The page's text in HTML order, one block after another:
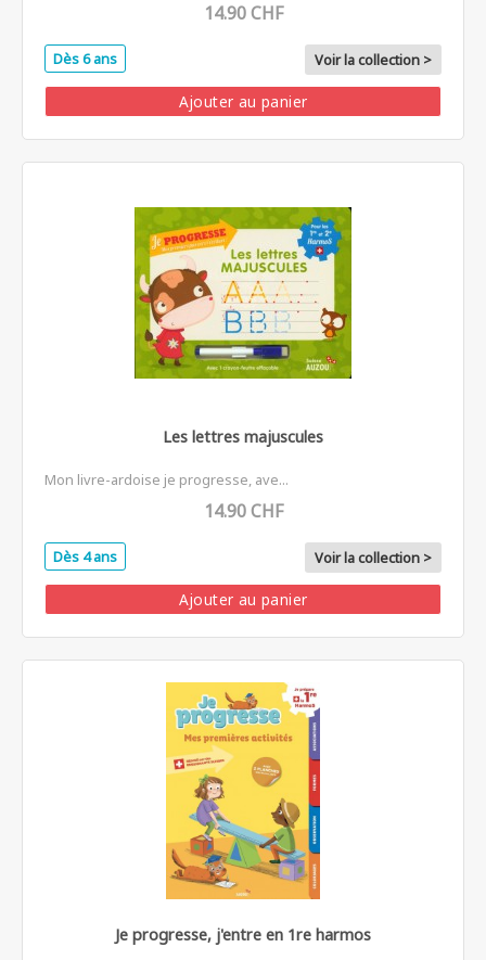
14.90 CHF
Dès 6 ans Voir la collection >
Ajouter au panier
Les lettres majuscules
Mon livre-ardoise je progresse, ave...
14.90 CHF
Dès 4 ans Voir la collection >
Ajouter au panier
Je progresse, j'entre en 1re harmos